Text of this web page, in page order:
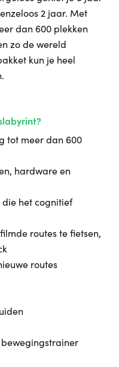
2 jaar. Met
dan 600 plekken
zo de wereld
kun je heel
tot meer dan 600
hardware en
die het cognitief
routes te fietsen,
routes